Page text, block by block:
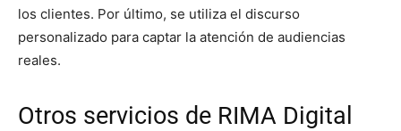
los clientes. Por último, se utiliza el discurso
personalizado para captar la atención de audiencias
reales.
Otros servicios de RIMA Digital